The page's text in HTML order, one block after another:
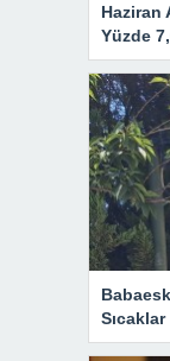
Haziran
Yüzde